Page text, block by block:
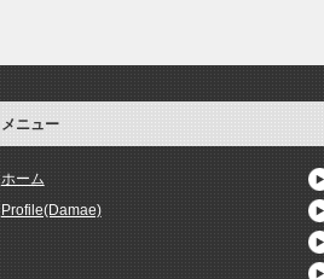
メニュー
ホーム
Profile(Damae)